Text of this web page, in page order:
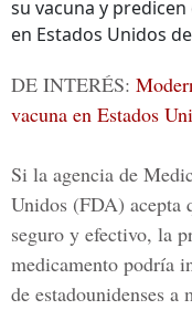
su vacuna y
en Estados Unidos
DE INTERÉS:
vacuna en Estados
Si la agencia de
Unidos (FDA) acepta
seguro y efectivo, la
medicamento podría
de estadounidenses a